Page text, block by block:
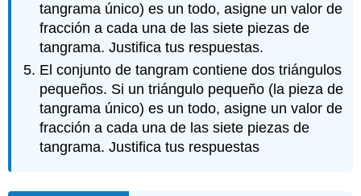
tangrama único) es un todo, asigne un valor de
fracción a cada una de las siete piezas de
tangrama. Justifica tus respuestas.
El conjunto de tangram contiene dos triángulos
pequeños. Si un triángulo pequeño (la pieza de
tangrama único) es un todo, asigne un valor de
fracción a cada una de las siete piezas de
tangrama. Justifica tus respuestas